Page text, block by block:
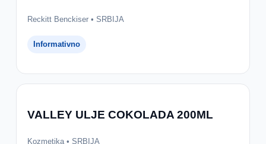
Reckitt Benckiser • SRBIJA
Informativno
VALLEY ULJE COKOLADA 200ML
Kozmetika • SRBIJA